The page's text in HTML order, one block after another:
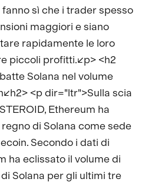
sì che i trader spesso
maggiori e siano
rapidamente le loro
piccoli profitti.</p> <h2
Solana nel volume
h2> <p dir="ltr">Sulla scia
Ethereum ha
di Solana come sede
Secondo i dati di
ha eclissato il volume di
Solana per gli ultimi tre